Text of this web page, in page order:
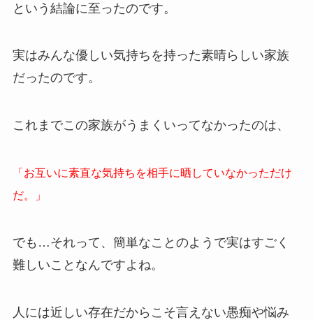
という結論に至ったのです。
実はみんな優しい気持ちを持った素晴らしい家族
だったのです。
これまでこの家族がうまくいってなかったのは、
「お互いに素直な気持ちを相手に晒していなかっただけ
だ。」
でも…それって、簡単なことのようで実はすごく
難しいことなんですよね。
人には近しい存在だからこそ言えない愚痴や悩み